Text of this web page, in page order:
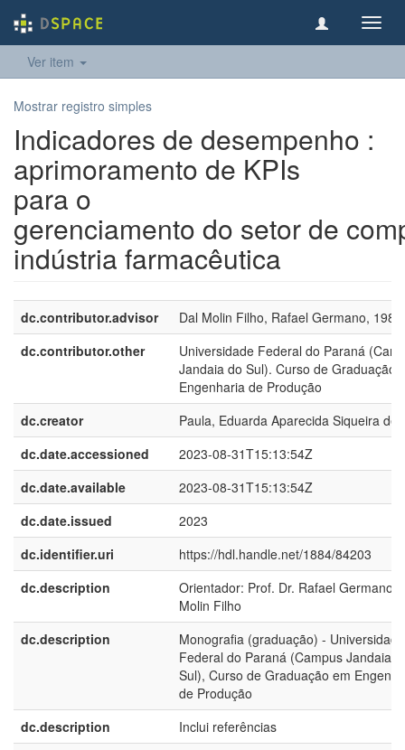
Ver item
Mostrar registro simples
Indicadores de desempenho :
aprimoramento de KPIs
para o
gerenciamento do setor de
indústria farmacêutica
dc.contributor.advisor
Dal Molin Filho, Rafael Germano,
dc.contributor.other
Universidade Federal do Paraná
Jandaia do Sul). Curso de Graduação
Engenharia de Produção
dc.creator
Paula, Eduarda Aparecida Siqueira de
dc.date.accessioned
2023-08-31T15:13:54Z
dc.date.available
2023-08-31T15:13:54Z
dc.date.issued
2023
dc.identifier.uri
https://hdl.handle.net/1884/84203
dc.description
Orientador: Prof. Dr. Rafael Germano
Molin Filho
dc.description
Monografia (graduação) - Universidade
Federal do Paraná (Campus Jandaia
Sul), Curso de Graduação em
de Produção
dc.description
Inclui referências